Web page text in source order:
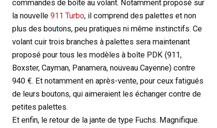
commandes de boîte au volant. Notamment proposé sur
la nouvelle911 Turbo, il comprend des palettes et non
plus des boutons, peu pratiques ni même instinctifs. Ce
volant cuir trois branches à palettes sera maintenant
proposé pour tous les modèles à boîte PDK (911,
Boxster, Cayman, Panamera, nouveau Cayenne) contre
940 €. Et notamment en après-vente, pour ceux fatigués
de leurs boutons, qui aimeraient les échanger contre de
petites palettes.
Et enfin, le retour de la jante de type Fuchs. Magnifique.